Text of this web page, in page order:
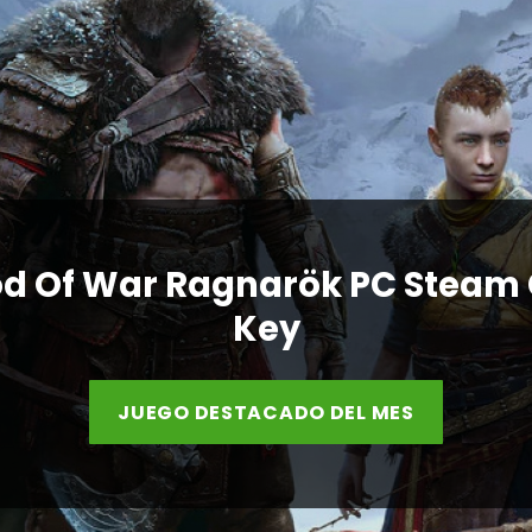
Of War Ragnarök PC Steam
Key
JUEGO DESTACADO DEL MES